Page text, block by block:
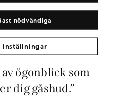
era. Det här
men det är inga
Ett
för nostalgi. En
ögonblick som
dig gåshud.”
nödvändiga
inställningar